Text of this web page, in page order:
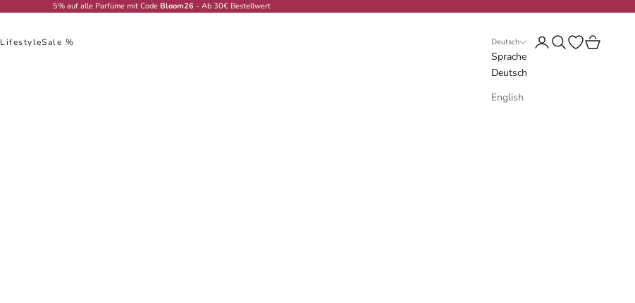
5% auf alle Parfüme mit Code Bloom26- Ab 30€ Bestellwert
LifestyleSale % Deutsch
Sprache
Deutsch
English
Anmelden
SuchenWunschliste
Warenkorb